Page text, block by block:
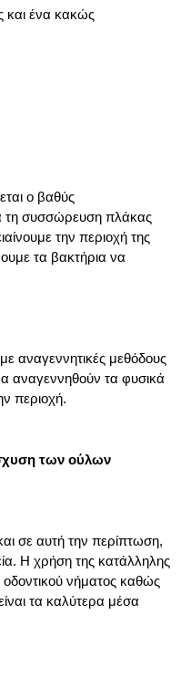
και ένα κακώς
ο βαθύς
τη συσσώρευση πλάκας
την περιοχή της
τα βακτήρια να
αναγεννητικές μεθόδους
αναγεννηθούν τα φυσικά
περιοχή.
των ούλων
σε αυτή την περίπτωση,
Η χρήση της κατάλληλης
νήματος καθώς
τα καλύτερα μέσα